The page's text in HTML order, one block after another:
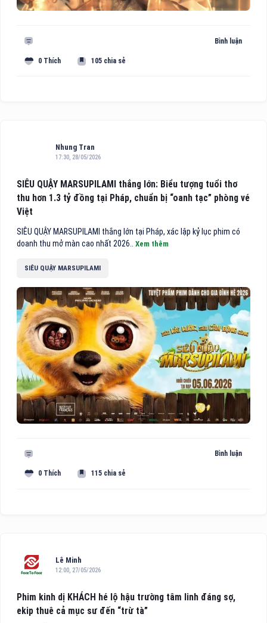
Bình luận
0 Thích 105 chia sẻ
Nhung Tran
17:30, 28/05/2026
SIÊU QUẬY MARSUPILAMI thắng lớn: Biểu tượng tuổi thơ
thu hơn 1.3 tỷ đồng tại Pháp, chuẩn bị “oanh tạc” phòng vé
Việt
SIÊU QUẬY MARSUPILAMI thắng lớn tại Pháp, xác lập kỷ lục phim có
doanh thu mở màn cao nhất 2026.. Xem thêm
SIÊU QUẬY MARSUPILAMI
Bình luận
0 Thích 115 chia sẻ
Lê Minh
12:00, 27/05/2026
Phim kinh dị KHÁCH hé lộ hậu trường tâm linh đáng sợ,
ekip thuê cả mục sư đến “trừ tà”